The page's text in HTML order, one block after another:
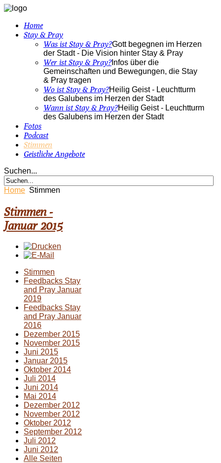
Home
Stay & Pray
Was ist Stay & Pray?Gott begegnen im Herzen
der Stadt - Die Vision hinter Stay & Pray
Wer ist Stay & Pray?Infos über die
Gemeinschaften und Bewegungen, die Stay
& Pray tragen
Wo ist Stay & Pray?Heilig Geist - Leuchtturm
des Galubens im Herzen der Stadt
Wann ist Stay & Pray?Heilig Geist - Leuchtturm
des Galubens im Herzen der Stadt
Fotos
Podcast
Stimmen
Geistliche Angebote
Suchen...
Home Stimmen
Stimmen -
Januar 2015
Stimmen
Feedbacks Stay
and Pray Januar
2019
Feedbacks Stay
and Pray Januar
2016
Dezember 2015
November 2015
Juni 2015
Januar 2015
Oktober 2014
Juli 2014
Juni 2014
Mai 2014
Dezember 2012
November 2012
Oktober 2012
September 2012
Juli 2012
Juni 2012
Alle Seiten